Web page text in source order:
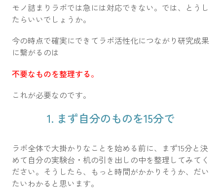
モノ詰まりラボでは急には対応できない。では、とうし
たらいいでしょうか。
今の時点で確実にできてラボ活性化につながり研究成果
に繋がるのは
不要なものを整理する。
これが必要なのです。
1. まず自分のものを15分で
ラボ全体で大掛かりなことを始める前に、まず15分と決
めて自分の実験台・机の引き出しの中を整理してみてく
ださい。そうしたら、もっと時間がかかりそうか、だい
たいわかると思います。